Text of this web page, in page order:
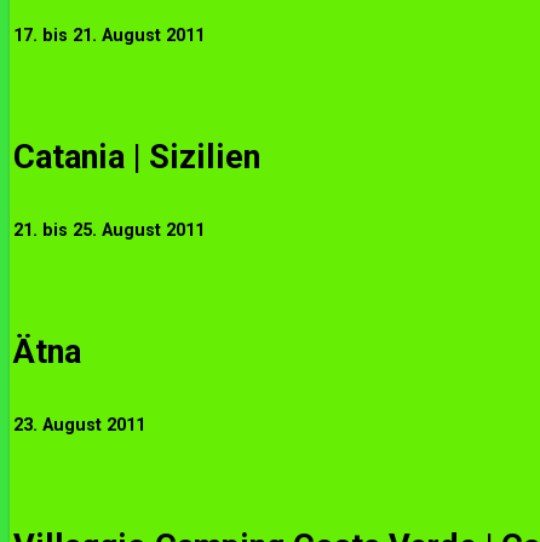
17. bis 21. August 2011
Catania | Sizilien
21. bis 25. August 2011
Ätna
23. August 2011